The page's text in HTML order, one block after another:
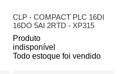
CLP - COMPACT PLC 16DI
16DO 5AI 2RTD - XP315
Produto
indisponível
Todo estoque foi vendido